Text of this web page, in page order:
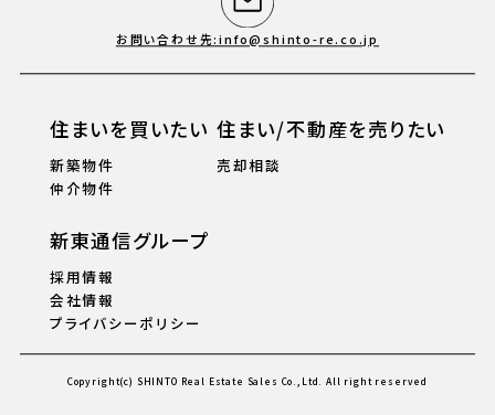
お問い合わせ先:info@shinto-re.co.jp
住まいを買いたい
新築物件
仲介物件
住まい/不動産を売りたい
売却相談
新東通信グループ
採用情報
会社情報
プライバシーポリシー
Copyright(c) SHINTO Real Estate Sales Co.,Ltd. All right reserved